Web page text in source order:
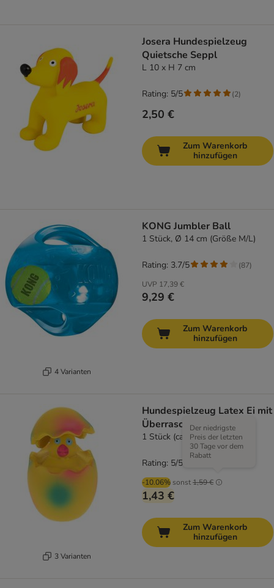
Josera Hundespielzeug
Quietsche Seppl
L 10 x H 7 cm
2,50 €
Rating: 5/5 (2)
Zum Warenkorb
hinzufügen
4 Varianten
KONG Jumbler Ball
1 Stück, Ø 14 cm (Größe M/L)
UVP 17,39 €
9,29 €
Rating: 3.7/5 (87)
Zum Warenkorb
hinzufügen
3 Varianten
Hundespielzeug Latex Ei mit
Überraschungsküken
1 Stück (ca. Ø 6 x H 8 cm)
-10.06% sonst1,59 €
Der niedrigste
Preis der letzten
30 Tage vor dem
Rabatt
1,43 €
Rating: 5/5
Zum Warenkorb
hinzufügen